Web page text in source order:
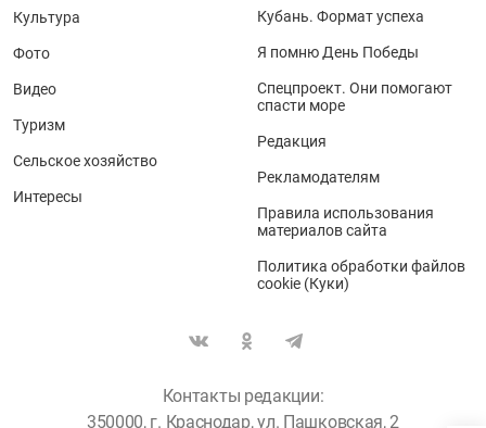
Культура
Фото
Видео
Туризм
Сельское хозяйство
Интересы
Кубань. Формат успеха
Я помню День Победы
Спецпроект. Они помогают
спасти море
Редакция
Рекламодателям
Правила использования
материалов сайта
Политика обработки файлов
cookie (Куки)
Контакты редакции:
350000, г. Краснодар, ул. Пашковская, 2